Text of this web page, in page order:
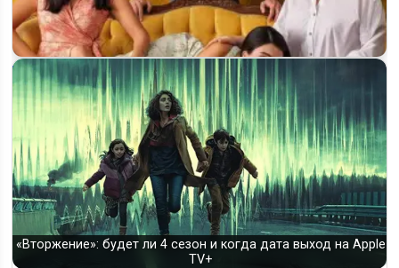
Будет ли второй сезон сериала «Сердцебиение» и когда
ждать продолжение?
«Вторжение»: будет ли 4 сезон и когда дата выход на Apple
TV+